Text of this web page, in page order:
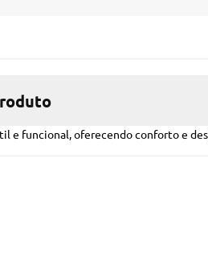
e funcional, oferecendo conforto e